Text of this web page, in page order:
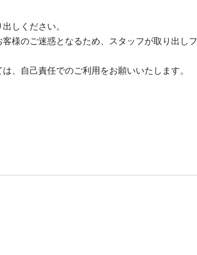
しください。
様のご迷惑となるため、スタッフが取り出し
、自己責任でのご利用をお願いいたします。